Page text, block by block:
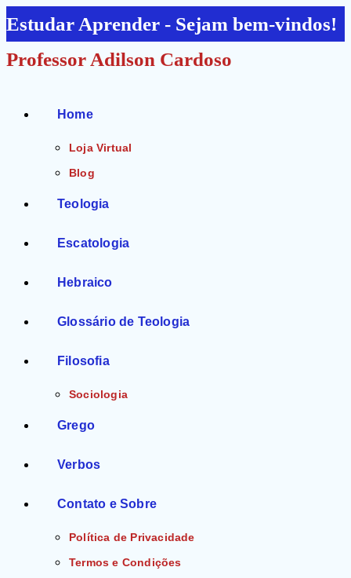
Ir
para
o
Estudar Aprender - Sejam bem-vindos!
Professor Adilson Cardoso
Home
Loja Virtual
Blog
Teologia
Escatologia
Hebraico
Glossário de Teologia
Filosofia
Sociologia
Grego
Verbos
Contato e Sobre
Política de Privacidade
Termos e Condições